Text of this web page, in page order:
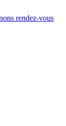
rendez-vous